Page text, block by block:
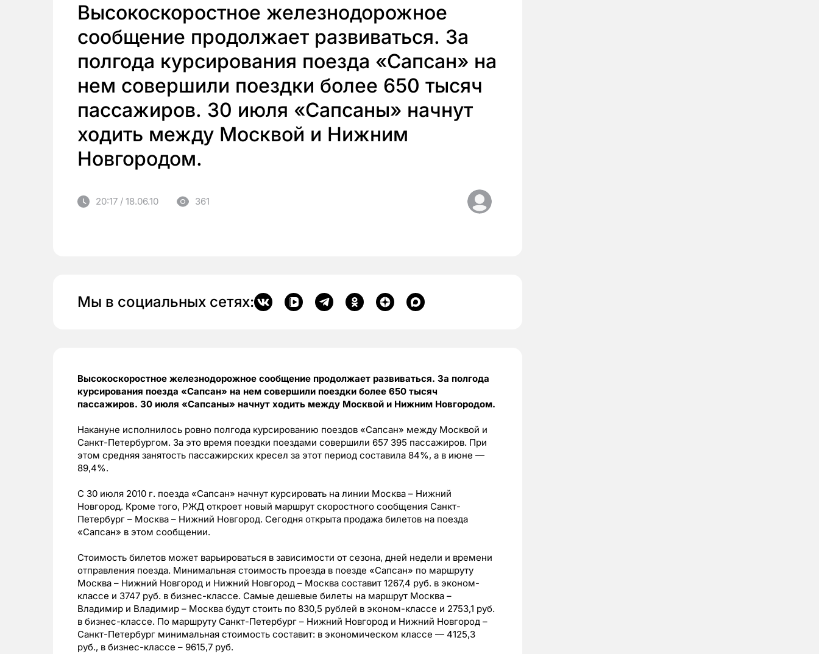
Высокоскоростное железнодорожное
сообщение продолжает развиваться. За
полгода курсирования поезда «Сапсан» на
нем совершили поездки более 650 тысяч
пассажиров. 30 июля «Сапсаны» начнут
ходить между Москвой и Нижним
Новгородом.
20:17 / 18.06.10 361
Мы в социальных сетях:
Высокоскоростное железнодорожное сообщение продолжает развиваться. За полгода
курсирования поезда «Сапсан» на нем совершили поездки более 650 тысяч
пассажиров. 30 июля «Сапсаны» начнут ходить между Москвой и Нижним Новгородом.
Накануне исполнилось ровно полгода курсированию поездов «Сапсан» между Москвой и
Санкт-Петербургом. За это время поездки поездами совершили 657 395 пассажиров. При
этом средняя занятость пассажирских кресел за этот период составила 84%, а в июне —
89,4%.
С 30 июля 2010 г. поезда «Сапсан» начнут курсировать на линии Москва – Нижний
Новгород. Кроме того, РЖД откроет новый маршрут скоростного сообщения Санкт-
Петербург – Москва – Нижний Новгород. Сегодня открыта продажа билетов на поезда
«Сапсан» в этом сообщении.
Стоимость билетов может варьироваться в зависимости от сезона, дней недели и времени
отправления поезда. Минимальная стоимость проезда в поезде «Сапсан» по маршруту
Москва – Нижний Новгород и Нижний Новгород – Москва составит 1267,4 руб. в эконом-
классе и 3747 руб. в бизнес-классе. Самые дешевые билеты на маршрут Москва –
Владимир и Владимир – Москва будут стоить по 830,5 рублей в эконом-классе и 2753,1 руб.
в бизнес-классе. По маршруту Санкт-Петербург – Нижний Новгород и Нижний Новгород –
Санкт-Петербург минимальная стоимость составит: в экономическом классе — 4125,3
руб., в бизнес-классе – 9615,7 руб.